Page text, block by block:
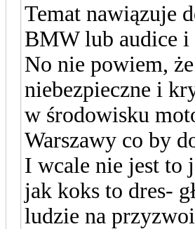
Temat nawiązuje
BMW lub audice i
No nie powiem,
niebezpieczne i
w środowisku
Warszawy co by
I wcale nie jest to
jak koks to dres-
ludzie na